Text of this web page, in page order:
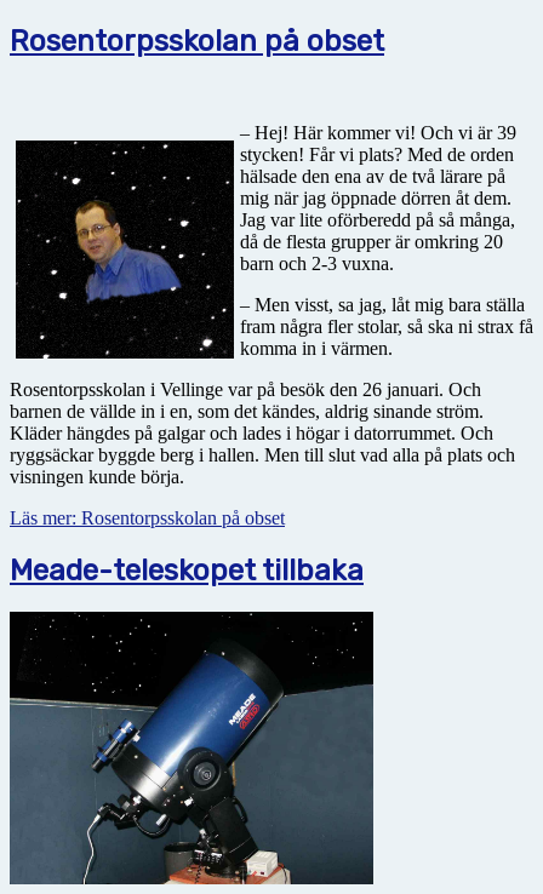
Rosentorpsskolan på obset
– Hej! Här kommer vi! Och vi är 39
stycken! Får vi plats? Med de orden
hälsade den ena av de två lärare på
mig när jag öppnade dörren åt dem.
Jag var lite oförberedd på så många,
då de flesta grupper är omkring 20
barn och 2-3 vuxna.
– Men visst, sa jag, låt mig bara ställa
fram några fler stolar, så ska ni strax få
komma in i värmen.
Rosentorpsskolan i Vellinge var på besök den 26 januari. Och
barnen de vällde in i en, som det kändes, aldrig sinande ström.
Kläder hängdes på galgar och lades i högar i datorrummet. Och
ryggsäckar byggde berg i hallen. Men till slut vad alla på plats och
visningen kunde börja.
Läs mer: Rosentorpsskolan på obset
Meade-teleskopet tillbaka